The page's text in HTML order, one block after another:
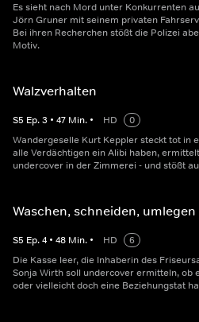
Es sieht nach Mord unter Konkurrenten
Jörn Gruner mit seinem privaten
Bei ihren Recherchen stößt die Polizei
Motiv.
Walzverhalten
S5 Ep.3 • 47 Min. • HD
0
Wandergeselle Kurt Keppler steckt tot in
alle Verdächtigen ein Alibi haben,
undercover in der Zimmerei - und stößt
Waschen, schneiden, umlegen
S5 Ep.4 • 48 Min. • HD
6
Die Kasse leer, die Inhaberin des
Sonja Wirth soll undercover ermitteln, ob
oder vielleicht doch eine Beziehungstat